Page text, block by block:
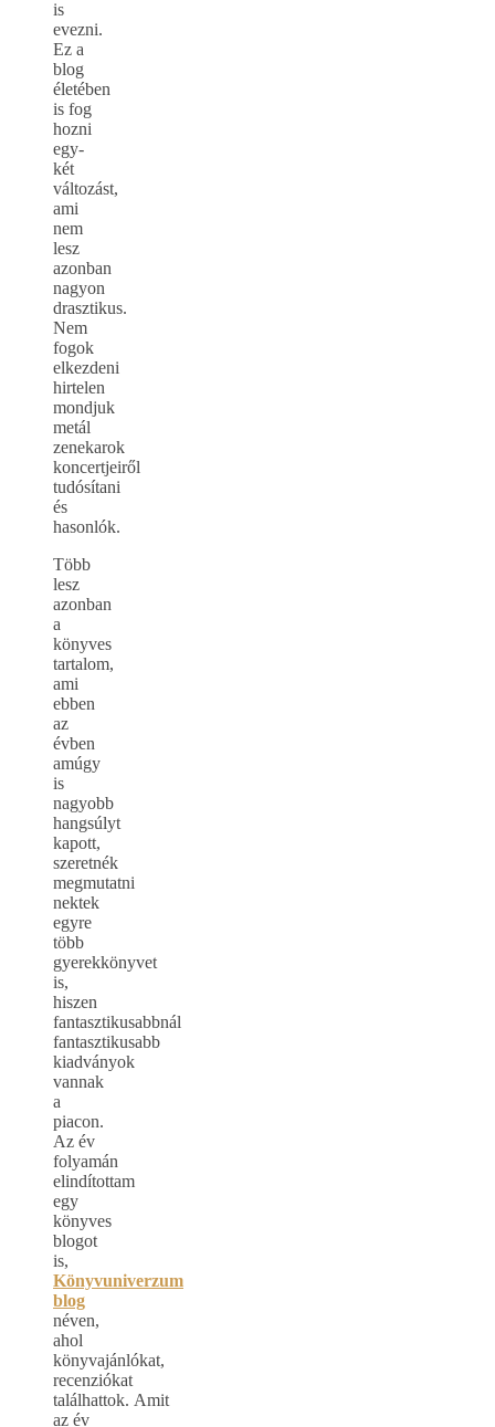
is
evezni.
Ez a
blog
életében
is fog
hozni
egy-
két
változást,
ami
nem
lesz
azonban
nagyon
drasztikus.
Nem
fogok
elkezdeni
hirtelen
mondjuk
metál
zenekarok
koncertjeiről
tudósítani
és
hasonlók.
Több
lesz
azonban
a
könyves
tartalom,
ami
ebben
az
évben
amúgy
is
nagyobb
hangsúlyt
kapott,
szeretnék
megmutatni
nektek
egyre
több
gyerekkönyvet
is,
hiszen
fantasztikusabbnál
fantasztikusabb
kiadványok
vannak
a
piacon.
Az év
folyamán
elindítottam
egy
könyves
blogot
is,
Könyvuniverzum
blog
néven,
ahol
könyvajánlókat,
recenziókat
találhattok. Amit
az év